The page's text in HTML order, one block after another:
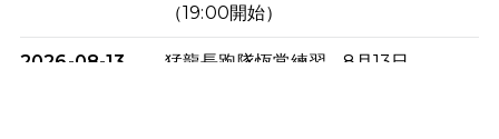
（19:00開始）
2026-08-13
猛龍長跑隊恆常練習 - 8月13日